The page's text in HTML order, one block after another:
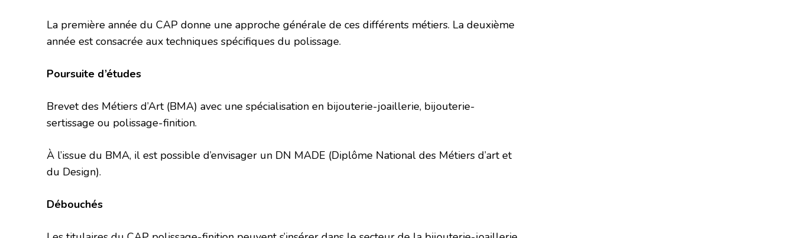
La première année du CAP donne une approche générale de ces différents métiers. La deuxième
année est consacrée aux techniques spécifiques du polissage.
Poursuite d’études
Brevet des Métiers d’Art (BMA) avec une spécialisation en bijouterie-joaillerie, bijouterie-
sertissage ou polissage-finition.
À l’issue du BMA, il est possible d’envisager un DN MADE (Diplôme National des Métiers d’art et
du Design).
Débouchés